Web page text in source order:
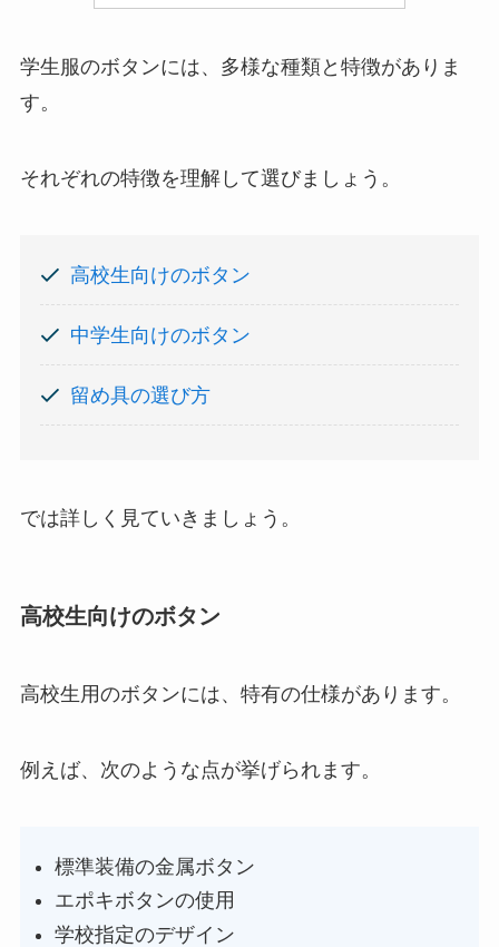
学生服のボタンには、多様な種類と特徴がありま
す。
それぞれの特徴を理解して選びましょう。
高校生向けのボタン
中学生向けのボタン
留め具の選び方
では詳しく見ていきましょう。
高校生向けのボタン
高校生用のボタンには、特有の仕様があります。
例えば、次のような点が挙げられます。
標準装備の金属ボタン
エポキボタンの使用
学校指定のデザイン